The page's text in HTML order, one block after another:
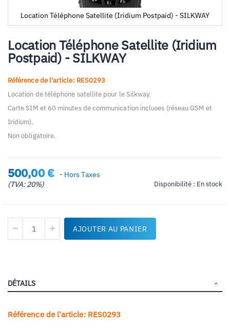
Location Téléphone Satellite (Iridium Postpaid) - SILKWAY
au
début
de
Galerie
Location Téléphone Satellite (Iridium
Postpaid) - SILKWAY
Référence de l'article: RES0293
Location de téléphone satellite pour le Silkway.
Carte SIM et 60 minutes de communication incluses (réseau GSM et
Iridium).
Non obligatoire.
500,00 €
- Hors Taxes
(TVA: 20%)
Disponibilité : En stock
AJOUTER AU PANIER
DÉTAILS
Référence de l'article: RES0293